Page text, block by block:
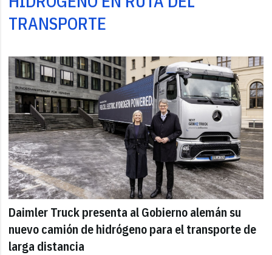
TRANSPORTE
Daimler Truck presenta al Gobierno alemán su
nuevo camión de hidrógeno para el transporte de
larga distancia